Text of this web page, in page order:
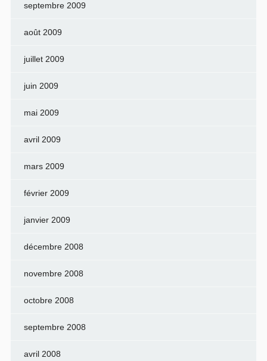
septembre 2009
août 2009
juillet 2009
juin 2009
mai 2009
avril 2009
mars 2009
février 2009
janvier 2009
décembre 2008
novembre 2008
octobre 2008
septembre 2008
avril 2008